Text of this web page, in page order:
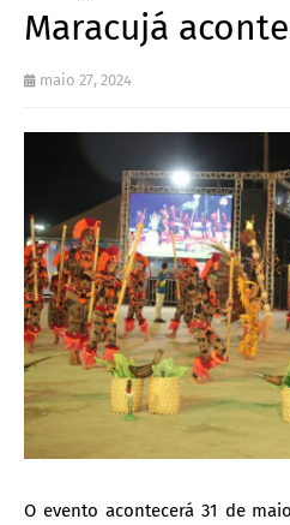
Maracujá
maio 27, 2024
O evento acontecerá 31 de